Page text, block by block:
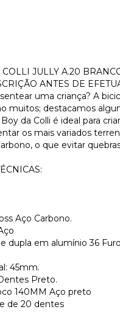
COLLI JULLY A.20
ANTES DE
uma criança? A
muitos; destacamos
da Colli é ideal para
os mais variados
o que evitar
Aço Carbono.
dupla em alumínio 36
45mm.
Preto.
140MM Aço preto
de 20 dentes